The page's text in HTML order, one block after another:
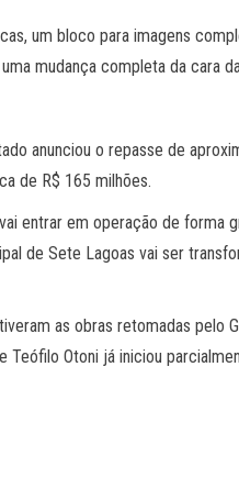
um bloco para imagens
mudança completa da cara
anunciou o repasse de
de R$ 165 milhões.
entrar em operação de forma
de Sete Lagoas vai ser
as obras retomadas pelo
Otoni já iniciou